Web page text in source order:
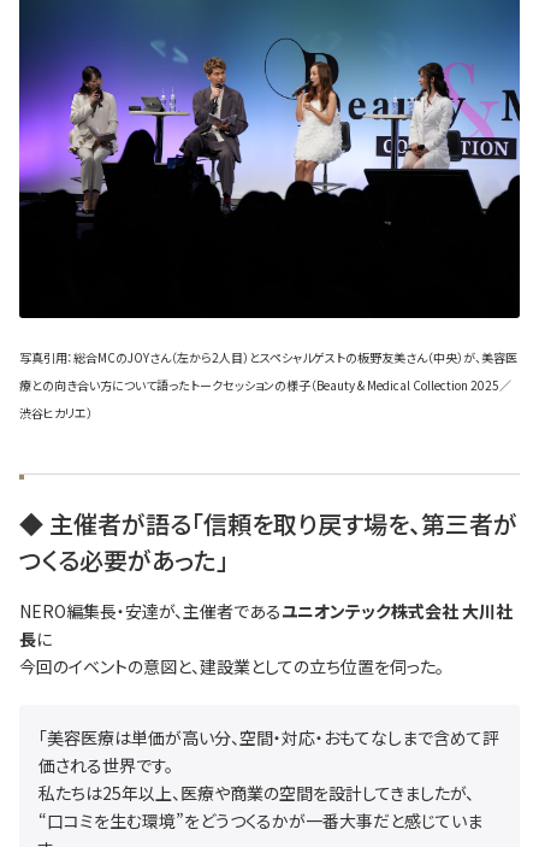
写真引用：総合MCのJOYさん（左から2人目）とスペシャルゲストの板野友美さん（中央）が、美容医
療との向き合い方について語ったトークセッションの様子（Beauty & Medical Collection 2025／
渋谷ヒカリエ）
◆ 主催者が語る「信頼を取り戻す場を、第三者が
つくる必要があった」
NERO編集長・安達が、主催者であるユニオンテック株式会社 大川社
長に
今回のイベントの意図と、建設業としての立ち位置を伺った。
「美容医療は単価が高い分、空間・対応・おもてなしまで含めて評
価される世界です。
私たちは25年以上、医療や商業の空間を設計してきましたが、
“口コミを生む環境”をどうつくるかが一番大事だと感じていま